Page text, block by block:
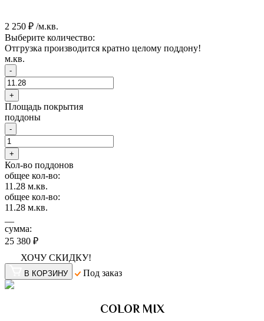
2 250 ₽ /м.кв.
Выберите количество:
Отгрузка производится кратно целому поддону!
м.кв.
-
+
Площадь покрытия
поддоны
-
+
Кол-во поддонов
общее кол-во:
11.28 м.кв.
общее кол-во:
11.28 м.кв.
сумма:
25 380 ₽
ХОЧУ СКИДКУ!
В КОРЗИНУ Под заказ
COLOR MIX